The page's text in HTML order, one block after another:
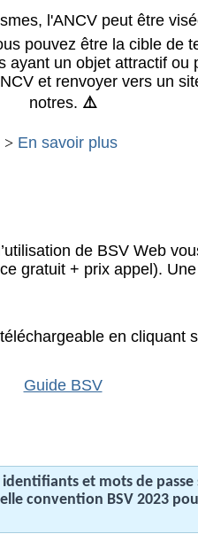
l'ANCV peut être
pouvez être la cible de
ayant un objet attractif ou
et renvoyer vers un
notres. ⚠️
> En savoir plus
de BSV Web
gratuit + prix appel).
en cliquant
Guide BSV
et mots de
convention BSV 2023